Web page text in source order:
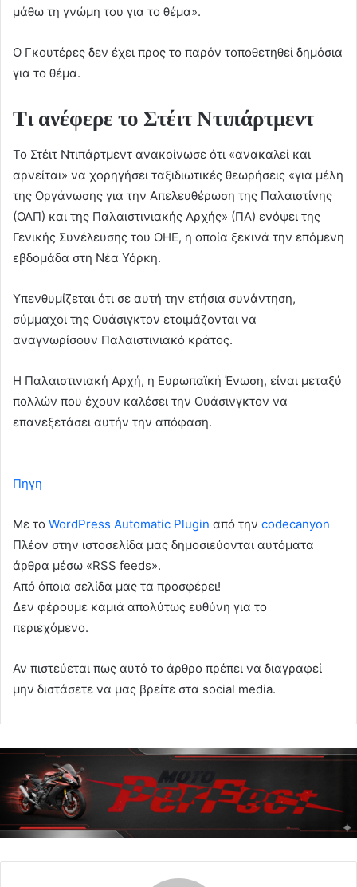
μάθω τη γνώμη του για το θέμα».
Ο Γκουτέρες δεν έχει προς το παρόν τοποθετηθεί δημόσια
για το θέμα.
Τι ανέφερε το Στέιτ Ντιπάρτμεντ
Το Στέιτ Ντιπάρτμεντ ανακοίνωσε ότι «ανακαλεί και
αρνείται» να χορηγήσει ταξιδιωτικές θεωρήσεις «για μέλη
της Οργάνωσης για την Απελευθέρωση της Παλαιστίνης
(ΟΑΠ) και της Παλαιστινιακής Αρχής» (ΠΑ) ενόψει της
Γενικής Συνέλευσης του ΟΗΕ, η οποία ξεκινά την επόμενη
εβδομάδα στη Νέα Υόρκη.
Υπενθυμίζεται ότι σε αυτή την ετήσια συνάντηση,
σύμμαχοι της Ουάσιγκτον ετοιμάζονται να
αναγνωρίσουν Παλαιστινιακό κράτος.
Η Παλαιστινιακή Αρχή, η Ευρωπαϊκή Ένωση, είναι μεταξύ
πολλών που έχουν καλέσει την Ουάσινγκτον να
επανεξετάσει αυτήν την απόφαση.
Πηγη
Με το WordPress Automatic Plugin από την codecanyon
Πλέον στην ιστοσελίδα μας δημοσιεύονται αυτόματα
άρθρα μέσω «RSS feeds».
Από όποια σελίδα μας τα προσφέρει!
Δεν φέρουμε καμιά απολύτως ευθύνη για το
περιεχόμενο.
Αν πιστεύεται πως αυτό το άρθρο πρέπει να διαγραφεί
μην διστάσετε να μας βρείτε στα social media.